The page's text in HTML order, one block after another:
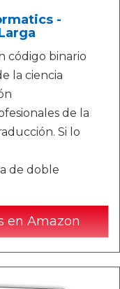
-
código binario
la ciencia
de la
Si lo
de doble
en Amazon